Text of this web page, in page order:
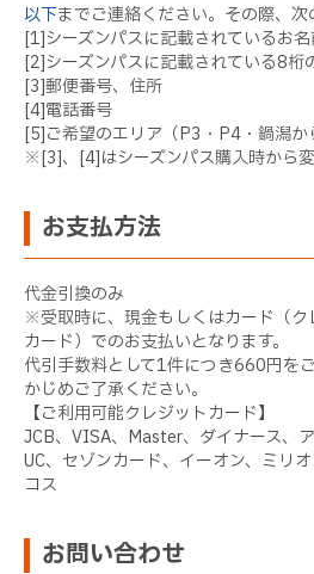
以下までご連絡ください。その際、次
[1]シーズンパスに記載されているお
[2]シーズンパスに記載されている8桁
[3]郵便番号、住所
[4]電話番号
[5]ご希望のエリア（P3・P4・鍋潟か
※[3]、[4]はシーズンパス購入時から
お支払方法
代金引換のみ
※受取時に、現金もしくはカード（ク
カード）でのお支払いとなります。
代引手数料として1件につき660円を
かじめご了承ください。
【ご利用可能クレジットカード】
JCB、VISA、Master、ダイナース、
UC、セゾンカード、イーオン、ミリ
コス
お問い合わせ